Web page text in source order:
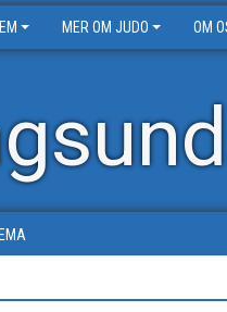
MER OM JUDO OM